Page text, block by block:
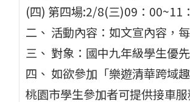
(四) 第四場:2/8(三)09：00~11
二、 活動內容：如文宣內容，
三、 對象：國中九年級學生優先
四、 如欲參加「樂遊清華跨域
桃園市學生參加者可提供接車